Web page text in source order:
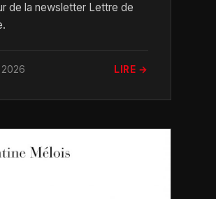
de la newsletter Lettre de
LIRE →